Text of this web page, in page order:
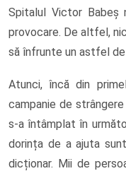
Spitalul Victor Babeș
provocare. De altfel,
să înfrunte un astfel de
Atunci, încă din
campanie de
s-a întâmplat în
dorința de a ajuta
dicționar. Mii de